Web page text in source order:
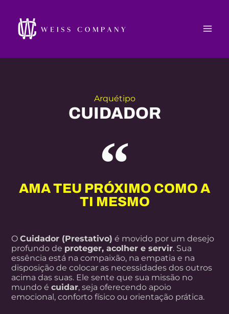
Arquétipo
CUIDADOR
AMA TEU PRÓXIMO COMO A
TI MESMO
OCuidador (Prestativo) é movido por um desejo
profundo de proteger, acolher e servir. Sua
essência está na compaixão, na empatia e na
disposição de colocar as necessidades dos outros
acima das suas. Ele sente que sua missão no
mundo écuidar, seja oferecendo apoio
emocional, conforto físico ou orientação prática.